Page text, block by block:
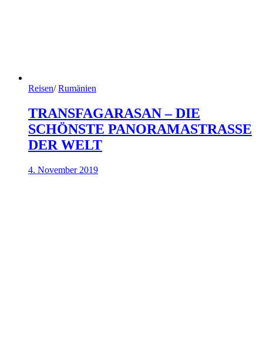
Reisen/ Rumänien
TRANSFAGARASAN – DIE
SCHÖNSTE PANORAMASTRASSE
DER WELT
4. November 2019